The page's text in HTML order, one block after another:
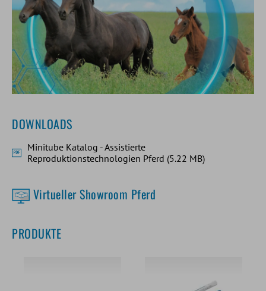
DOWNLOADS
Minitube Katalog - Assistierte
Reproduktionstechnologien Pferd (5.22 MB)
Virtueller Showroom Pferd
PRODUKTE